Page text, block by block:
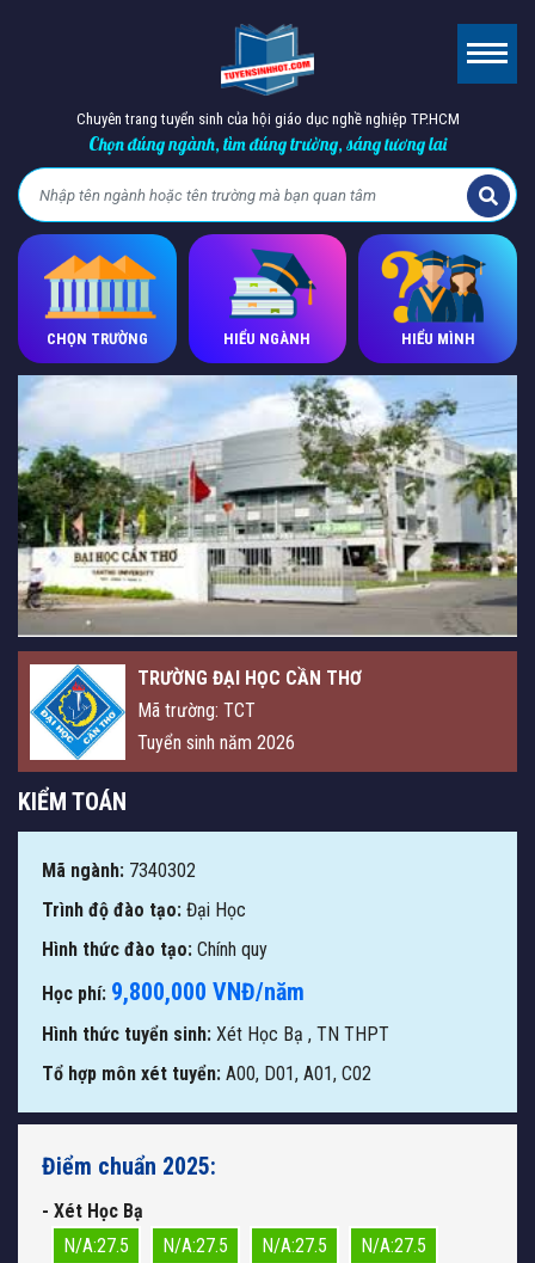
Chuyên trang tuyển sinh của hội giáo dục nghề nghiệp TP.HCM
Chọn đúng ngành, tìm đúng trường, sáng tương lai
HIỂU MÌNH
HIỂU NGÀNH
CHỌN TRƯỜNG
TRƯỜNG ĐẠI HỌC CẦN THƠ
Mã trường: TCT
Tuyển sinh năm 2026
KIỂM TOÁN
Mã ngành: 7340302
Trình độ đào tạo: Đại Học
Hình thức đào tạo: Chính quy
Học phí: 9,800,000 VNĐ/năm
Hình thức tuyển sinh: Xét Học Bạ , TN THPT
Tổ hợp môn xét tuyển: A00, D01, A01, C02
Điểm chuẩn 2025:
- Xét Học Bạ
N/A:27.5
N/A:27.5 N/A:27.5 N/A:27.5